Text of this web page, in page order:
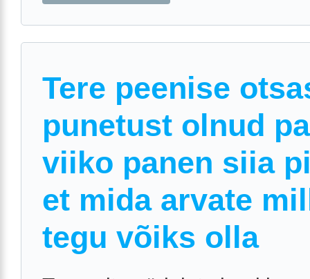
Tere peenise
punetust olnud
viiko panen siia
et mida arvate
tegu võiks olla